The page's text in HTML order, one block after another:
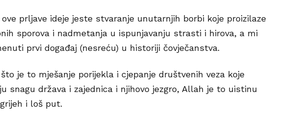
prljave ideje jeste stvaranje unutarnjih borbi koje proizilaze
sporova i nadmetanja u ispunjavanju strasti i hirova, a mi
prvi događaj (nesreću) u historiji čovječanstva.
je to mješanje porijekla i cjepanje društvenih veza koje
snagu država i zajednica i njihovo jezgro, Allah je to uistinu
i loš put.